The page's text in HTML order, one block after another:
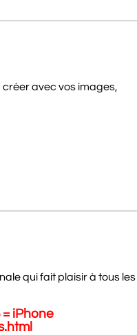
avec vos images,
qui fait plaisir à tous les
iPhone